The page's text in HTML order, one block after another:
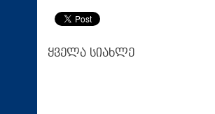
ყველა სიახლე